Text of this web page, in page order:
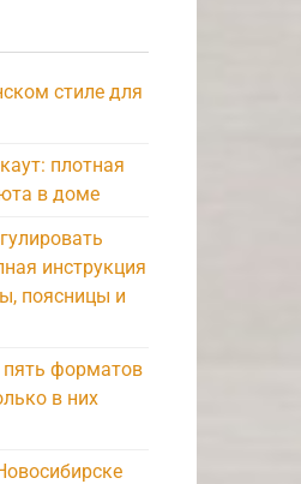
стиле для
плотная
в доме
инструкция
поясницы и
форматов
в них